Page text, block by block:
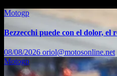
Motogp
Bezzecchi puede con el dolor, el
08/08/2026 oriol@motosonline.net
Motogp